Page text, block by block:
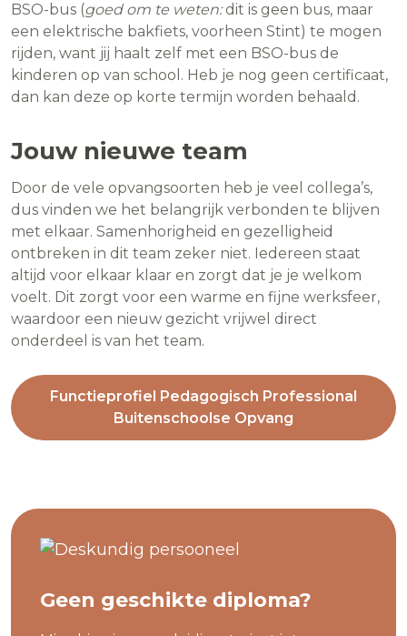
BSO-bus (goed om te weten:dit is geen bus, maar
een elektrische bakfiets, voorheen Stint) te mogen
rijden, want jij haalt zelf met een BSO-bus de
kinderen op van school. Heb je nog geen certificaat,
dan kan deze op korte termijn worden behaald.
Jouw nieuwe team
Door de vele opvangsoorten heb je veel collega’s,
dus vinden we het belangrijk verbonden te blijven
met elkaar. Samenhorigheid en gezelligheid
ontbreken in dit team zeker niet. Iedereen staat
altijd voor elkaar klaar en zorgt dat je je welkom
voelt. Dit zorgt voor een warme en fijne werksfeer,
waardoor een nieuw gezicht vrijwel direct
onderdeel is van het team.
Functieprofiel Pedagogisch Professional
Buitenschoolse Opvang
Geen geschikte diploma?